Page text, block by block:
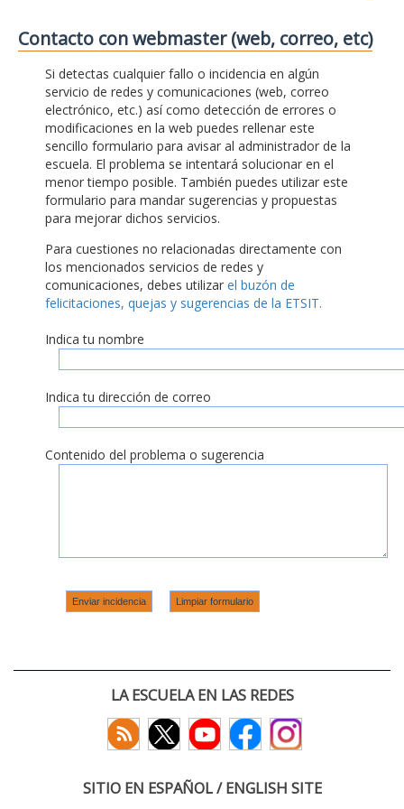
Contacto con webmaster (web, correo, etc)
Si detectas cualquier fallo o incidencia en algún
servicio de redes y comunicaciones (web, correo
electrónico, etc.) así como detección de errores o
modificaciones en la web puedes rellenar este
sencillo formulario para avisar al administrador de la
escuela. El problema se intentará solucionar en el
menor tiempo posible. También puedes utilizar este
formulario para mandar sugerencias y propuestas
para mejorar dichos servicios.
Para cuestiones no relacionadas directamente con
los mencionados servicios de redes y
comunicaciones, debes utilizar el buzón de
felicitaciones, quejas y sugerencias de la ETSIT.
Indica tu nombre
Indica tu dirección de correo
Contenido del problema o sugerencia
LA ESCUELA EN LAS REDES
SITIO EN ESPAÑOL / ENGLISH SITE